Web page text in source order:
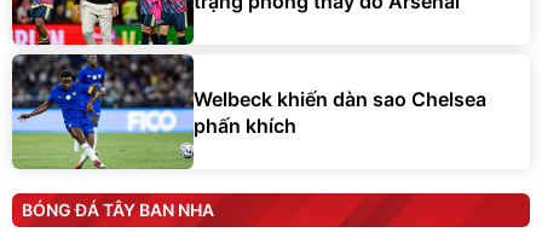
Welbeck khiến dàn sao Chelsea
phấn khích
BÓNG ĐÁ TÂY BAN NHA